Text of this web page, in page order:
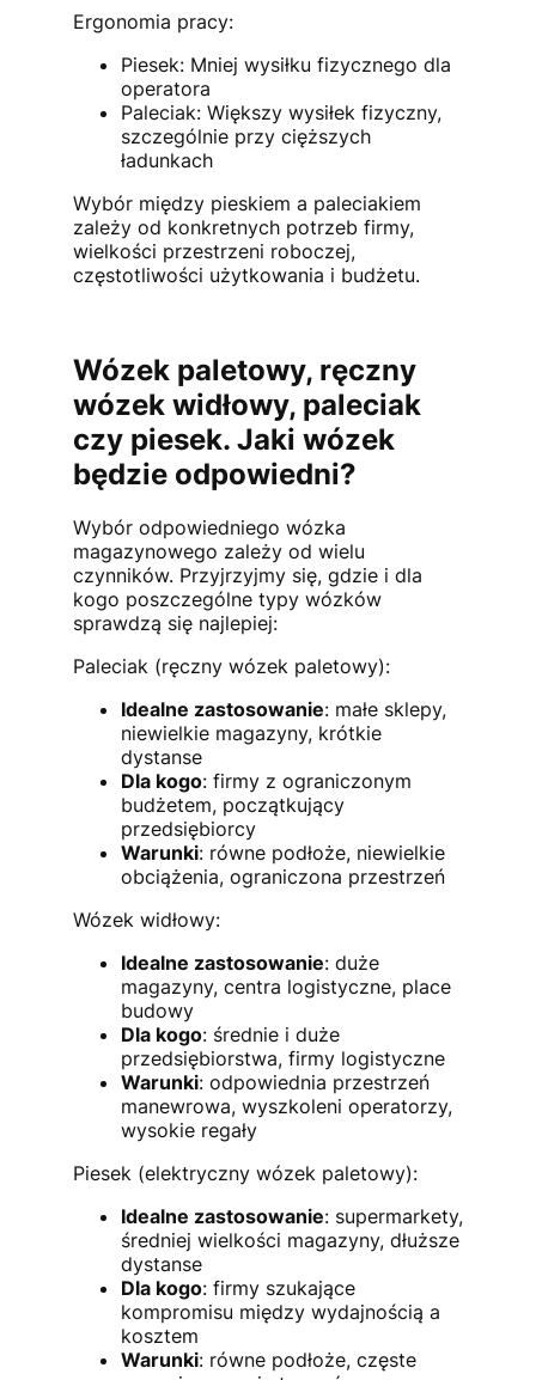
Ergonomia pracy:
Piesek: Mniej wysiłku fizycznego dla
operatora
Paleciak: Większy wysiłek fizyczny,
szczególnie przy cięższych
ładunkach
Wybór między pieskiem a paleciakiem
zależy od konkretnych potrzeb firmy,
wielkości przestrzeni roboczej,
częstotliwości użytkowania i budżetu.
Wózek paletowy, ręczny
wózek widłowy, paleciak
czy piesek. Jaki wózek
będzie odpowiedni?
Wybór odpowiedniego wózka
magazynowego zależy od wielu
czynników. Przyjrzyjmy się, gdzie i dla
kogo poszczególne typy wózków
sprawdzą się najlepiej:
Paleciak (ręczny wózek paletowy):
Idealne zastosowanie: małe sklepy,
niewielkie magazyny, krótkie
dystanse
Dla kogo: firmy z ograniczonym
budżetem, początkujący
przedsiębiorcy
Warunki: równe podłoże, niewielkie
obciążenia, ograniczona przestrzeń
Wózek widłowy:
Idealne zastosowanie: duże
magazyny, centra logistyczne, place
budowy
Dla kogo: średnie i duże
przedsiębiorstwa, firmy logistyczne
Warunki: odpowiednia przestrzeń
manewrowa, wyszkoleni operatorzy,
wysokie regały
Piesek (elektryczny wózek paletowy):
Idealne zastosowanie: supermarkety,
średniej wielkości magazyny, dłuższe
dystanse
Dla kogo: firmy szukające
kompromisu między wydajnością a
kosztem
Warunki: równe podłoże, częste